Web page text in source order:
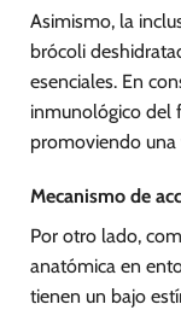
Asimismo, la
brócoli
esenciales. En
inmunológico del
promoviendo
Mecanismo de
Por otro lado,
anatómica en
tienen un bajo